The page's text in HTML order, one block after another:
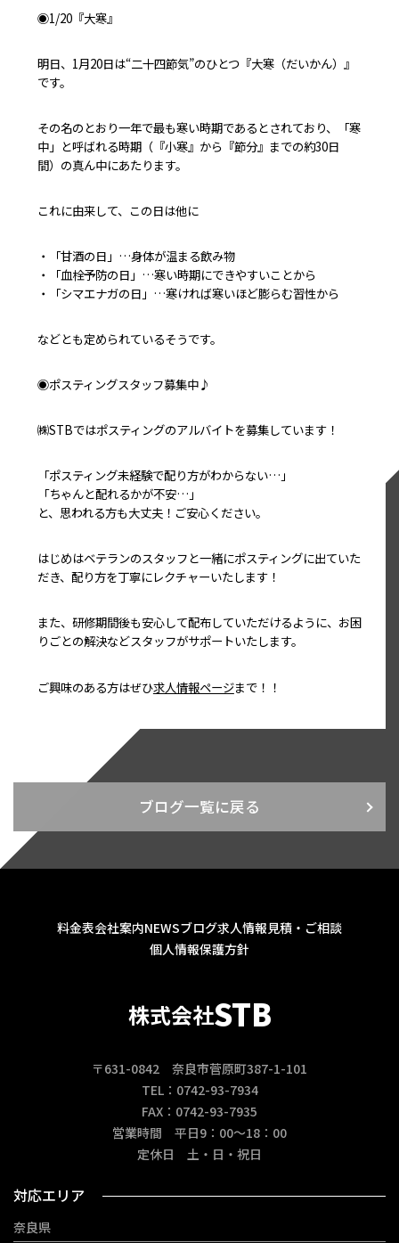
◉1/20『大寒』
明日、1月20日は“二十四節気”のひとつ『大寒（だいかん）』
です。
その名のとおり一年で最も寒い時期であるとされており、「寒
中」と呼ばれる時期（『小寒』から『節分』までの約30日
間）の真ん中にあたります。
これに由来して、この日は他に
・「甘酒の日」…身体が温まる飲み物
・「血栓予防の日」…寒い時期にできやすいことから
・「シマエナガの日」…寒ければ寒いほど膨らむ習性から
などとも定められているそうです。
◉ポスティングスタッフ募集中♪
㈱STBではポスティングのアルバイトを募集しています！
「ポスティング未経験で配り方がわからない…」
「ちゃんと配れるかが不安…」
と、思われる方も大丈夫！ご安心ください。
はじめはベテランのスタッフと一緒にポスティングに出ていた
だき、配り方を丁寧にレクチャーいたします！
また、研修期間後も安心して配布していただけるように、お困
りごとの解決などスタッフがサポートいたします。
ご興味のある方はぜひ求人情報ページまで！！
ブログ一覧に戻る
株式会社STB
〒631-0842 奈良市菅原町387-1-101
TEL：0742-93-7934
FAX：0742-93-7935
営業時間 平日9：00～18：00
定休日 土・日・祝日
料金表会社案内NEWSブログ求人情報見積・ご相談
個人情報保護方針
対応エリア
奈良県